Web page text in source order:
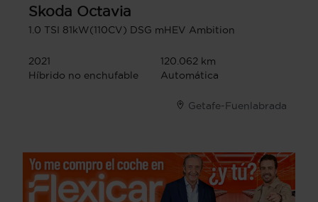
Skoda Octavia
1.0 TSI 81kW(110CV) DSG mHEV Ambition
2021
120.062 km
Híbrido no enchufable
Automática
Getafe-Fuenlabrada